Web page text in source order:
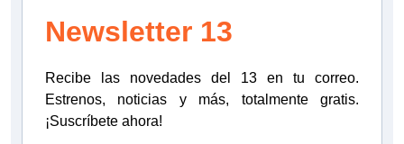
Newsletter 13
Recibe las novedades del 13 en tu correo.
Estrenos, noticias y más, totalmente gratis.
¡Suscríbete ahora!